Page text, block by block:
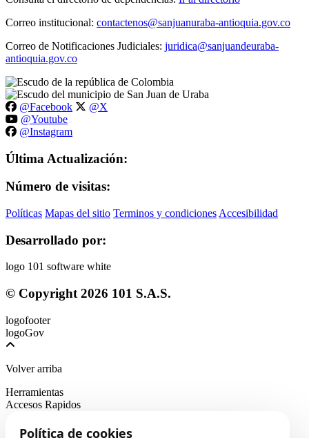
Correo institucional: contactenos@sanjuanuraba-antioquia.gov.co
Correo de Notificaciones Judiciales: juridica@sanjuandeuraba-
antioquia.gov.co
@Facebook
@X
@Youtube
@Instagram
Última Actualización:
Número de visitas:
Políticas Mapas del sitio Terminos y condiciones Accesibilidad
Desarrollado por:
© Copyright 2026 101 S.A.S.
Volver arriba
Herramientas
Accesos Rapidos
Política de cookies